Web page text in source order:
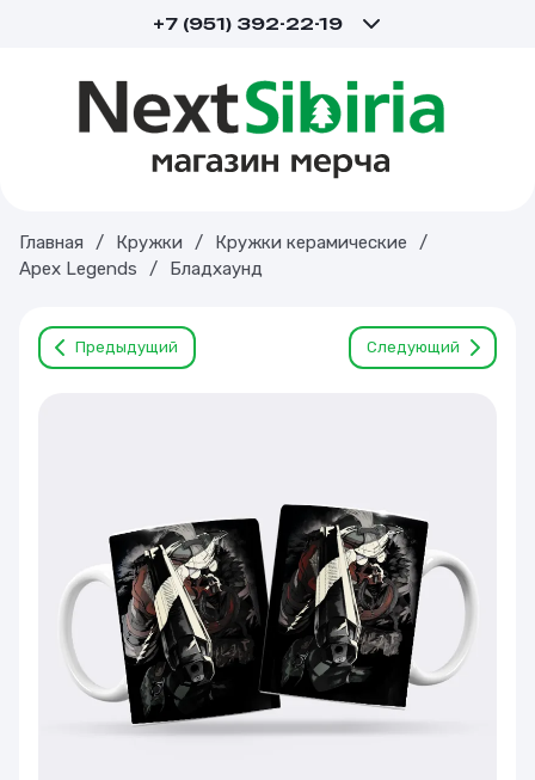
+7 (951) 392-22-19
Главная / Кружки / Кружки керамические
/
Apex Legends
/ Бладхаунд
Предыдущий Следующий